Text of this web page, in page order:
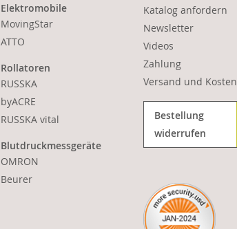
Elektromobile
MovingStar
ATTO
Rollatoren
RUSSKA
byACRE
RUSSKA vital
Blutdruckmessgeräte
OMRON
Beurer
Katalog anfordern
Newsletter
Videos
Zahlung
Versand und Kosten
Bestellung
widerrufen